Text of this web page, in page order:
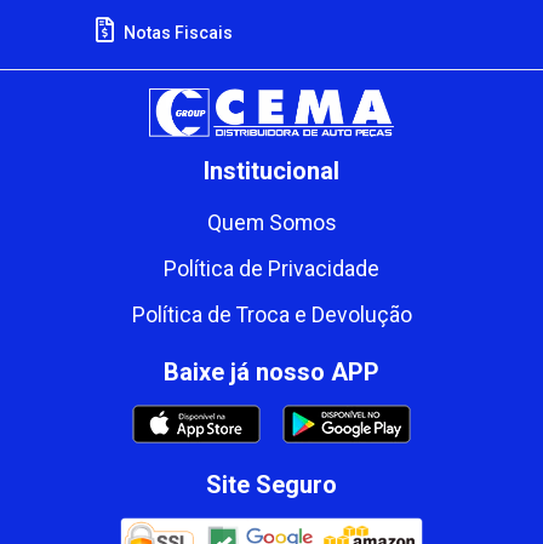
Notas Fiscais
Institucional
Quem Somos
Política de Privacidade
Política de Troca e Devolução
Baixe já nosso APP
Site Seguro